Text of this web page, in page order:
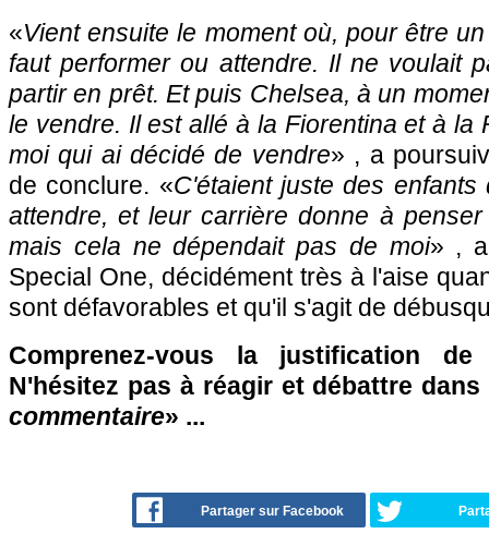
«Vient ensuite le moment où, pour être
faut performer ou attendre. Il ne voulait
partir en prêt. Et puis Chelsea, à un
le vendre. Il est allé à la Fiorentina et à la
moi qui ai décidé de vendre» , a
de conclure. «C'étaient juste des
attendre, et leur carrière donne à
mais cela ne dépendait pas de moi» ,
Special One, décidément très à l'aise
sont défavorables et qu'il s'agit de
Comprenez-vous la justification
N'hésitez pas à réagir et débattre dans
commentaire» ...
Partager sur Facebook